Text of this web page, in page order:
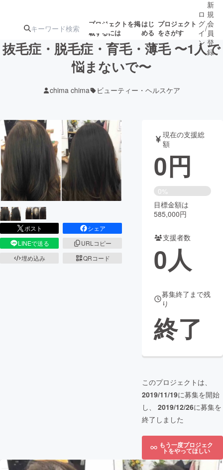
プロジェクトを掲
載するには
はじ
める
プロジェクト
をさがす
ターン
ジェクト
ロジェクト
アート・写真 音楽
テクノロジー・ガジェット ゲーム・サ
映像・映画 書籍・雑誌
チャレンジ
まちづくり・地域活性化
CAMPFIRE Creation
ロ
グ
イ
ン
/
新
規
会
員
登
録
抜毛症・脱毛症・育毛・薄毛 〜1人で
悩まないで〜
chima chima ビューティー・ヘルスケア
ポスト
シェア
LINEで送る
URLコピー
埋め込み
QRコード
現在の支援総
額
0円
0%
目標金額は
585,000円
支援者数
0人
募集終了まで残
り
終了
このプロジェクトは、
2019/11/19に募集を開始
し、 2019/12/26に募集を
終了しました
もう一度プロジェク
トをやってほしい